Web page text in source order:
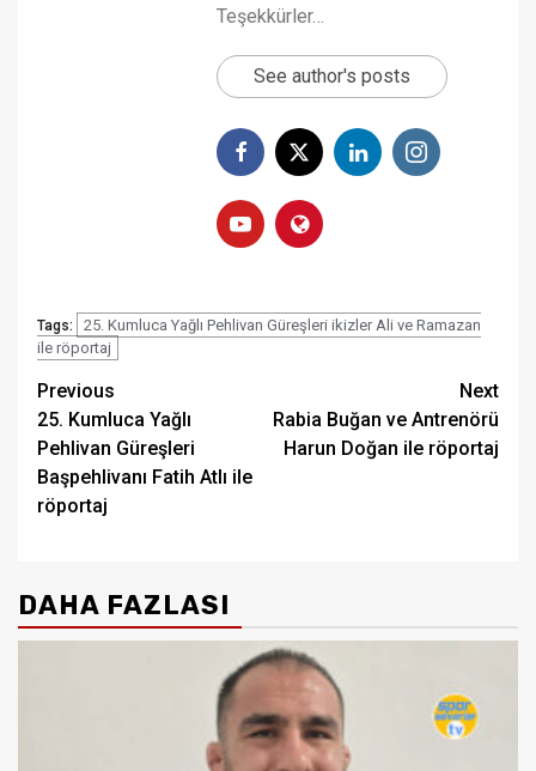
Teşekkürler…
See author's posts
Tags:
25. Kumluca Yağlı Pehlivan Güreşleri ikizler Ali ve Ramazan
ile röportaj
Post
navigation
Previous
25. Kumluca Yağlı
Pehlivan Güreşleri
Başpehlivanı Fatih Atlı ile
röportaj
Next
Rabia Buğan ve Antrenörü
Harun Doğan ile röportaj
DAHA FAZLASI